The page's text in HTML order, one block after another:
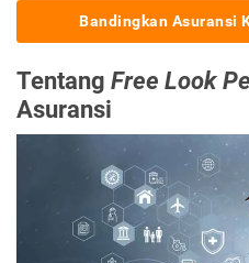
Bandingkan Asuransi
Tentang Free Look
Asuransi